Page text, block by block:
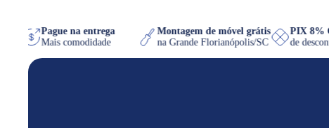
Pague na entrega
Mais comodidade
Montagem de móvel grátis
na Grande Florianópolis/SC
PIX
de